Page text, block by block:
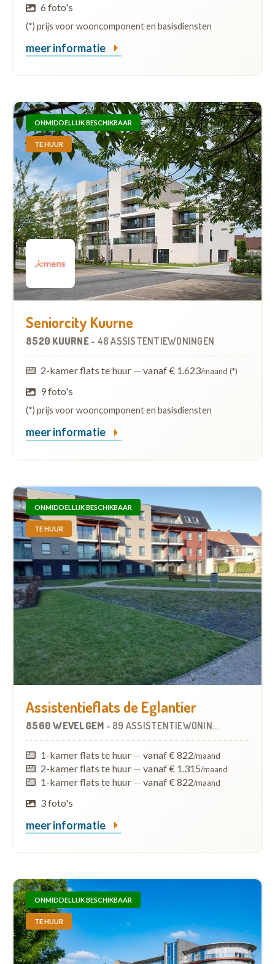
6 foto's
(*) prijs voor wooncomponent en basisdiensten
meer informatie
ONMIDDELLIJK BESCHIKBAAR
TE HUUR
Seniorcity Kuurne
8520 KUURNE - 48 ASSISTENTIEWONINGEN
2-kamer flats te huur — vanaf € 1.623/maand (*)
9 foto's
(*) prijs voor wooncomponent en basisdiensten
meer informatie
ONMIDDELLIJK BESCHIKBAAR
TE HUUR
Assistentieflats de Eglantier
8560 WEVELGEM - 89 ASSISTENTIEWONINGEN
1-kamer flats te huur — vanaf € 822/maand
2-kamer flats te huur — vanaf € 1.315/maand
1-kamer flats te huur — vanaf € 822/maand
3 foto's
meer informatie
ONMIDDELLIJK BESCHIKBAAR
TE HUUR